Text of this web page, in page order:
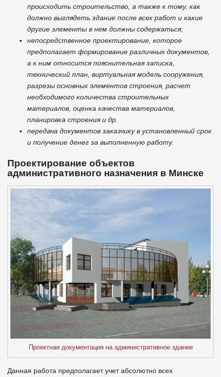
происходить строительство, а также к тому, как
должно выглядеть здание после всех работ и какие
другие элементы в нем должны содержаться;
непосредственное проектирование, которое
предполагает формирование различных документов,
а к ним относится пояснительная записка,
технический план, виртуальная модель сооружения,
разрезы основных элементов строения, расчет
необходимого количества строительных
материалов, оценка качества материалов,
планировка строения и др.
передача документов заказчику в установленный срок
и получение денег за выполненную работу.
Проектирование объектов
административного назначения в Минске
Проектная документация на административное здание
Данная работа предполагает учет абсолютно всех